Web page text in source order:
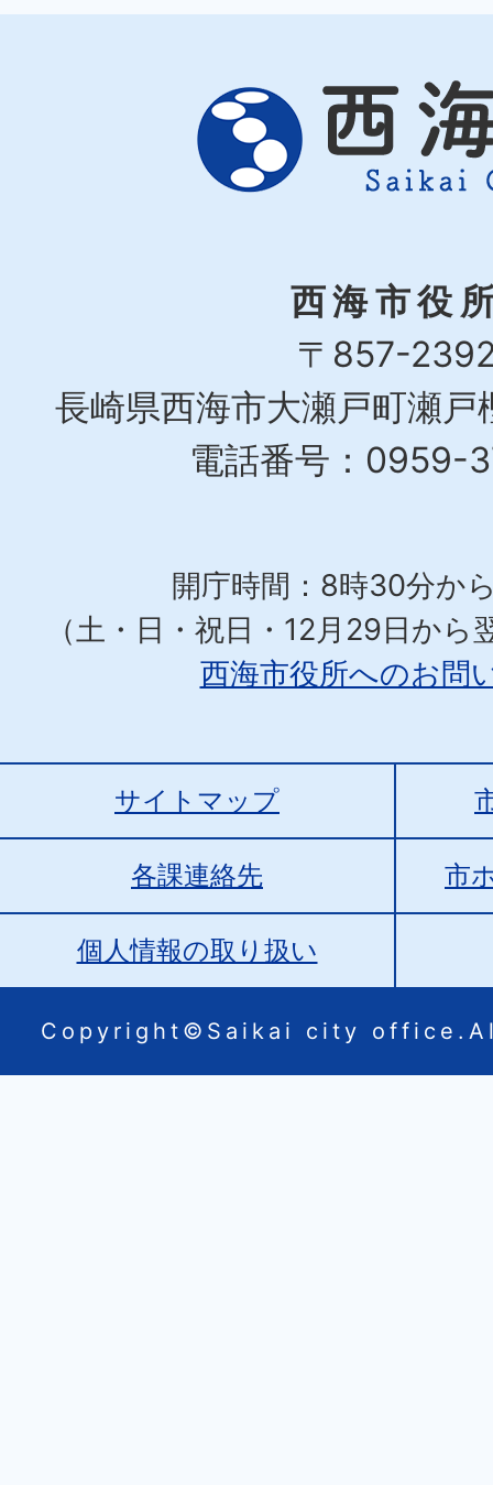
西海市役
〒857-
長崎県西海市大瀬戸町瀬
電話番号：0959-
開庁時間：8時30分か
（土・日・祝日・12月29日から
西海市役所へのお問
サイトマップ
各課連絡先 市
個人情報の取り扱い
Copyright©Saikai city